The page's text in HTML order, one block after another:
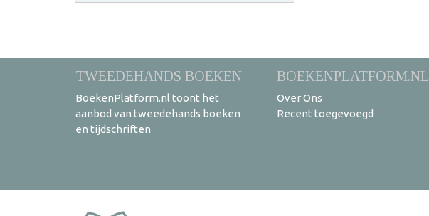
TWEEDEHANDS BOEKEN
BoekenPlatform.nl toont het
aanbod van tweedehands boeken
en tijdschriften
BOEKENPLATFORM.NL
Over Ons
Recent toegevoegd